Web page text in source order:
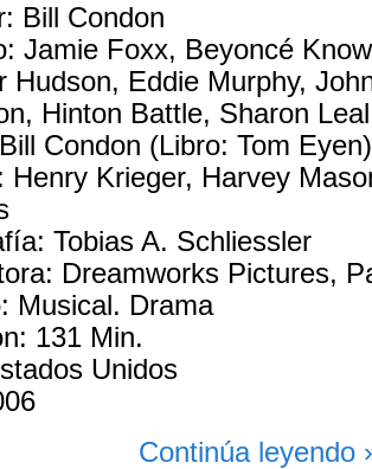
Bill Condon
Jamie Foxx, Beyoncé
Hudson, Eddie Murphy,
Hinton Battle, Sharon
Condon (Libro: Tom Eyen)
Henry Krieger, Harvey
Tobias A. Schliessler
Dreamworks Pictures,
Musical. Drama
131 Min.
Unidos
Continúa leyendo